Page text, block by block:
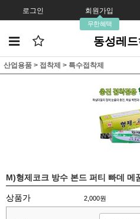
로그인 회원가입
무한혜택
동성레
산업용품 > 접착제 > 특수접착제
M)형제코크 방수 본드 퍼티 빠데 메
상품가 2,000원